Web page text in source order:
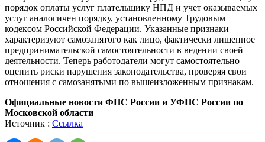
порядок оплаты услуг плательщику НПД и учет оказываемых
услуг аналогичен порядку, установленному Трудовым
кодексом Российской Федерации. Указанные признаки
характеризуют самозанятого как лицо, фактически лишенное
предпринимательской самостоятельности в ведении своей
деятельности. Теперь работодатели могут самостоятельно
оценить риски нарушения законодательства, проверяя свои
отношения с самозанятыми по вышеизложенным признакам.
Официальные новости ФНС России и УФНС России по
Московской области
Источник : Ссылка